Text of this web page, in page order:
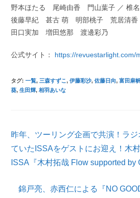
野本ほたる 尾崎由香 門山葉子 ／ 椎名
後藤早紀 甚古 萌 明部桃子 荒居清
田口実加 増田悠那 渡邊彩乃
公式サイト： https://revuestarlight.com/
タグ:一覧, 三森すずこ, 伊藤彩沙, 佐藤日向, 富田麻
葵, 生田輝, 相羽あいな
そ
の
他
の
記
昨年、ツーリング企画で共演！ラ
ていたISSAをゲストにお迎え！木
ISSA『木村拓哉 Flow supported by
錦戸亮、赤西仁による『NO